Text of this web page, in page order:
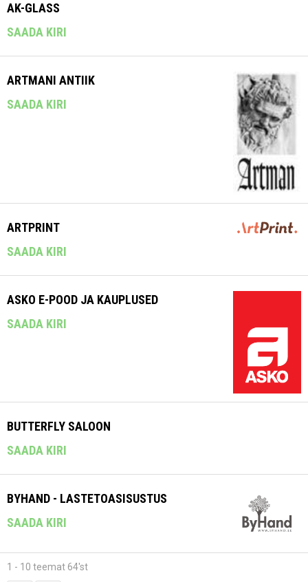
AK-GLASS
SAADA KIRI
ARTMANI ANTIIK
SAADA KIRI
ARTPRINT
SAADA KIRI
ASKO E-POOD JA KAUPLUSED
SAADA KIRI
BUTTERFLY SALOON
SAADA KIRI
BYHAND - LASTETOASISUSTUS
SAADA KIRI
1 - 10 teemat 64'st